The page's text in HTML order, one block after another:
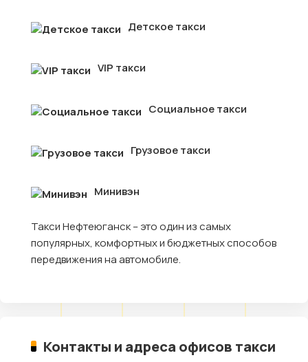
Детское такси
VIP такси
Социальное такси
Грузовое такси
Минивэн
Такси Нефтеюганск – это один из самых
популярных, комфортных и бюджетных способов
передвижения на автомобиле.
Контакты и адреса офисов такси